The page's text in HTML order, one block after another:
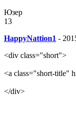
Юзер
13
HappyNattion1 -
<div class="short">
<a class="short-
</div>